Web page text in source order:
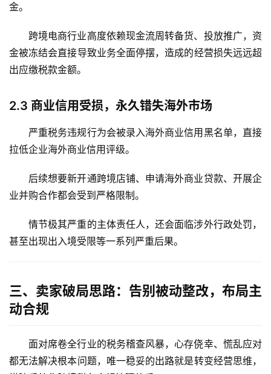
金。
跨境电商行业高度依赖现金流周转备货、投放推广，资
金被冻结会直接导致业务全面停摆，造成的经营损失远远超
出应缴税款金额。
2.3 商业信用受损，永久错失海外市场
严重税务违规行为会被录入海外商业信用黑名单，直接
拉低企业海外商业信用评级。
后续想要新开通跨境店铺、申请海外商业贷款、开展企
业并购合作都会受到严格限制。
情节极其严重的主体责任人，还会面临涉外行政处罚，
甚至出现出入境受限等一系列严重后果。
三、卖家破局思路：告别被动整改，布局主
动合规
面对席卷全行业的税务稽查风暴，心存侥幸、慌乱应对
都无法解决根本问题，唯一稳妥的出路就是转变经营思维，